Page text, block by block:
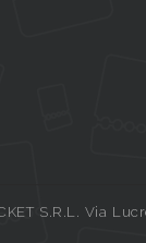
S.R.L. Via